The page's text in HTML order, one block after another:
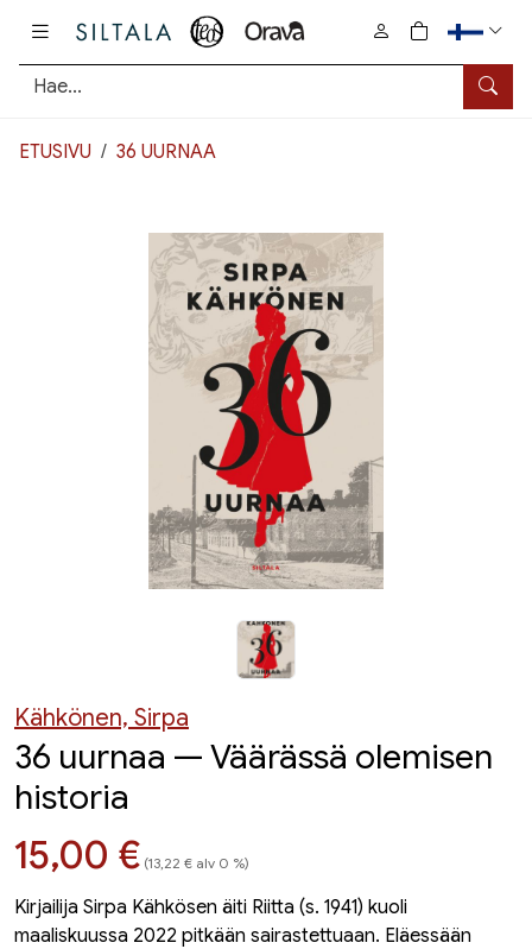
Hae
0
tuotetta
ETUSIVU 36 UURNAA
Kähkönen, Sirpa
36 uurnaa — Väärässä olemisen
historia
Hinta nyt
15,00 € (13,22 € alv 0 %)
Kirjailija Sirpa Kähkösen äiti Riitta (s. 1941) kuoli
maaliskuussa 2022 pitkään sairastettuaan. Eläessään